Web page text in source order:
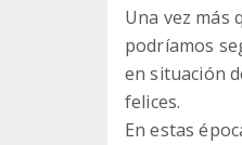
Una vez más
podríamos
en situación
felices.
En estas